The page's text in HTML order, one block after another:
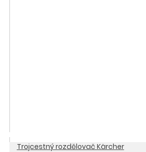
Trojcestný rozdělovač Kärcher